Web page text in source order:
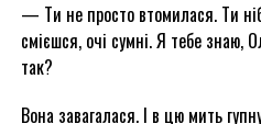
— Ти не просто втомилася. Ти
смієшся, очі сумні. Я тебе знаю,
так?
Вона завагалася. І в цю мить